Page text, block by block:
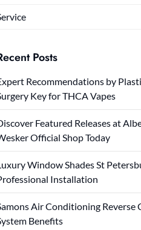
Posts
Recommendations by
Key for THCA Vapes
Featured Releases at
Official Shop Today
Window Shades St
Installation
Air Conditioning Reverse
Benefits